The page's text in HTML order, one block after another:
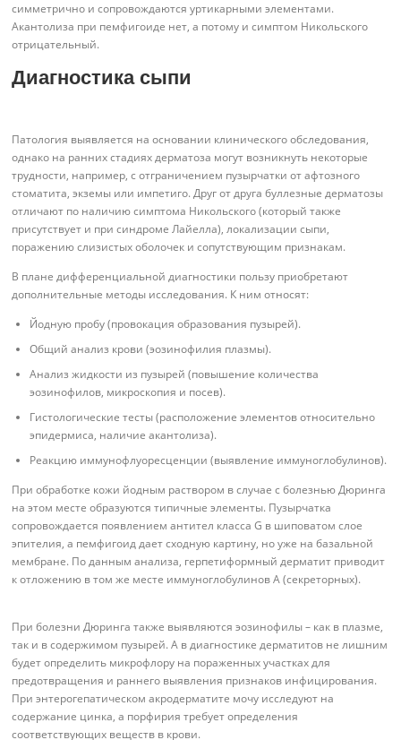
симметрично и сопровождаются уртикарными элементами.
Акантолиза при пемфигоиде нет, а потому и симптом Никольского
отрицательный.
Диагностика сыпи
Патология выявляется на основании клинического обследования,
однако на ранних стадиях дерматоза могут возникнуть некоторые
трудности, например, с отграничением пузырчатки от афтозного
стоматита, экземы или импетиго. Друг от друга буллезные дерматозы
отличают по наличию симптома Никольского (который также
присутствует и при синдроме Лайелла), локализации сыпи,
поражению слизистых оболочек и сопутствующим признакам.
В плане дифференциальной диагностики пользу приобретают
дополнительные методы исследования. К ним относят:
Йодную пробу (провокация образования пузырей).
Общий анализ крови (эозинофилия плазмы).
Анализ жидкости из пузырей (повышение количества
эозинофилов, микроскопия и посев).
Гистологические тесты (расположение элементов относительно
эпидермиса, наличие акантолиза).
Реакцию иммунофлуоресценции (выявление иммуноглобулинов).
При обработке кожи йодным раствором в случае с болезнью Дюринга
на этом месте образуются типичные элементы. Пузырчатка
сопровождается появлением антител класса G в шиповатом слое
эпителия, а пемфигоид дает сходную картину, но уже на базальной
мембране. По данным анализа, герпетиформный дерматит приводит
к отложению в том же месте иммуноглобулинов A (секреторных).
При болезни Дюринга также выявляются эозинофилы – как в плазме,
так и в содержимом пузырей. А в диагностике дерматитов не лишним
будет определить микрофлору на пораженных участках для
предотвращения и раннего выявления признаков инфицирования.
При энтерогепатическом акродерматите мочу исследуют на
содержание цинка, а порфирия требует определения
соответствующих веществ в крови.